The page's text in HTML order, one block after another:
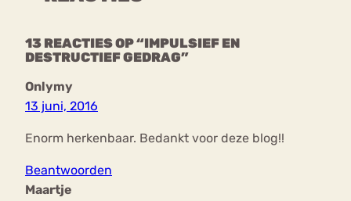
13 REACTIES OP “IMPULSIEF EN
DESTRUCTIEF GEDRAG”
Onlymy
13 juni, 2016
Enorm herkenbaar. Bedankt voor deze blog!!
Beantwoorden
Maartje